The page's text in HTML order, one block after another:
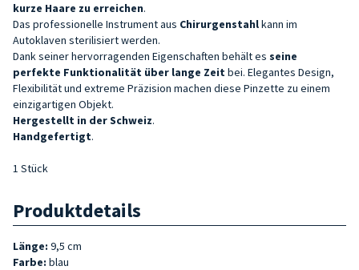
kurze Haare zu erreichen.
Das professionelle Instrument aus Chirurgenstahlkann im
Autoklaven sterilisiert werden.
Dank seiner hervorragenden Eigenschaften behält es seine
perfekte Funktionalität über lange Zeit bei. Elegantes Design,
Flexibilität und extreme Präzision machen diese Pinzette zu einem
einzigartigen Objekt.
Hergestellt in der Schweiz.
Handgefertigt.
1 Stück
Produktdetails
Länge: 9,5 cm
Farbe: blau